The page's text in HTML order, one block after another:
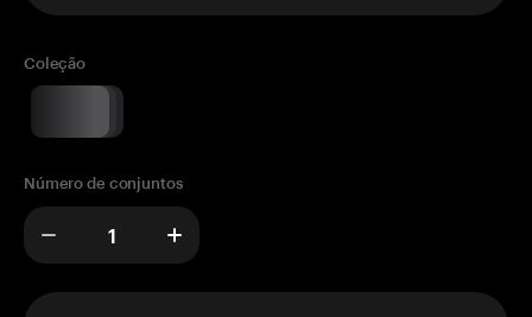
Coleção
Número de conjuntos